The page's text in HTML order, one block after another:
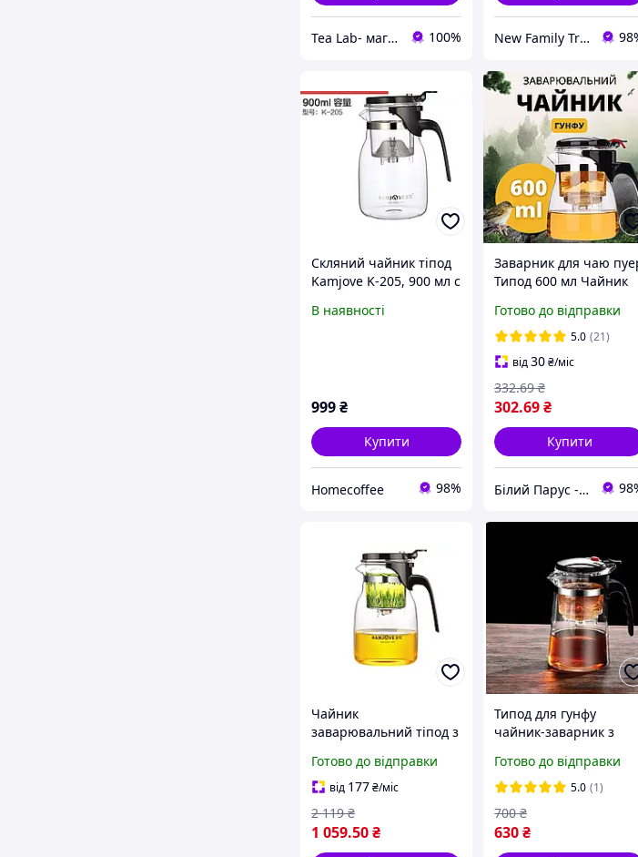
Tea Lab- магазин китайського чаю. 100% New Family Trend
Скляний чайник тіпод
Kamjove K-205, 900 мл c
заварювальний, з
В наявності
999₴
Купити
Homecoffee 98%
Заварник для чаю
Типод 600 мл Чайник
типоди та Колби
Заварник з кнопкою
Гунфу чайник
Готово до відправки
5.0 (21)
від30₴/міс
302.69₴
332.69 ₴
Купити
Білий Парус - комплексне обслуговування в сегменті HoReCa та B2B
Чайник
заварювальний тіпод з
K-205 900 мл
Готово до відправки
від 177₴/міс
1 059.50₴
2 119 ₴
Типод для гунфу
чайник-заварник з
Готово до відправки
5.0 (1)
630₴
700 ₴